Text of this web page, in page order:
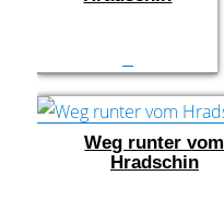
Weg runter vom
Hradschin